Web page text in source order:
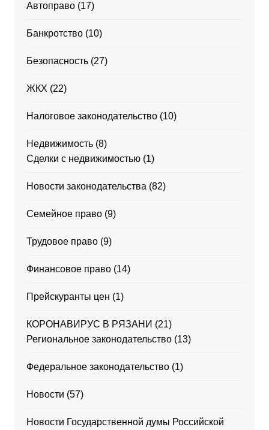
Автоправо(17)
Банкротство(10)
Безопасность(27)
ЖКХ (22)
Налоговое законодательство(10)
Недвижимость(8)
Сделки с недвижимостью(1)
Новости законодательства (82)
Семейное право(9)
Трудовое право(9)
Финансовое право(14)
Прейскуранты цен (1)
КОРОНАВИРУС В РЯЗАНИ (21)
Региональное законодательство(13)
Федеральное законодательство(1)
Новости (57)
Новости Государственной думы Российской